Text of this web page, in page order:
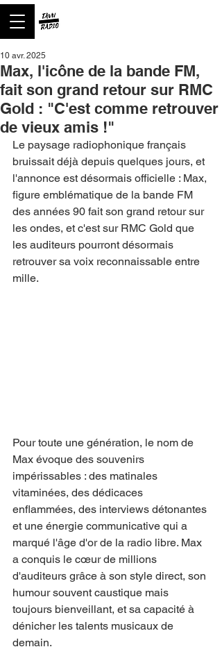
Max, l'icône de la bande FM,
fait son grand retour sur RMC
Gold : "C'est comme retrouver
de vieux amis !"
10 avr. 2025
Le paysage radiophonique français
bruissait déjà depuis quelques jours, et
l'annonce est désormais officielle : Max,
figure emblématique de la bande FM
des années 90 fait son grand retour sur
les ondes, et c'est sur RMC Gold que
les auditeurs pourront désormais
retrouver sa voix reconnaissable entre
mille.
Pour toute une génération, le nom de
Max évoque des souvenirs
impérissables : des matinales
vitaminées, des dédicaces
enflammées, des interviews détonantes
et une énergie communicative qui a
marqué l'âge d'or de la radio libre. Max
a conquis le cœur de millions
d'auditeurs grâce à son style direct, son
humour souvent caustique mais
toujours bienveillant, et sa capacité à
dénicher les talents musicaux de
demain.